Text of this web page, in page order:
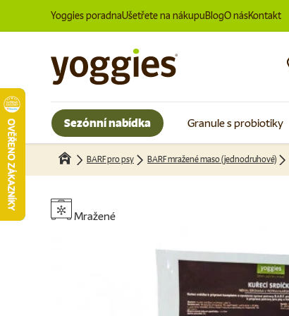
Přeskočit na obsah
Yoggies poradnaUšetřete na nákupuBlogO násKontakt
Sezónní nabídka Granule s probiotiky
BARF pro psy BARF mražené maso (jednodruhové)
Mražené